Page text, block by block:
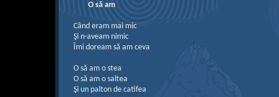
O să am
Când eram mai mic
Şi n-aveam nimic
Îmi doream să am ceva
O să am o stea
O să am o saltea
Şi un palton de catifea